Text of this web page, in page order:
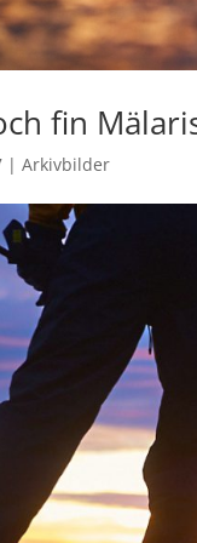
fin
|Arkivbilder